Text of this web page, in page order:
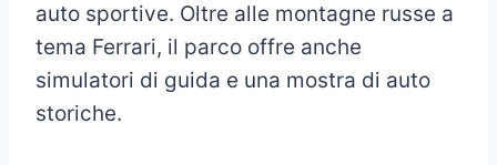
auto sportive. Oltre alle montagne russe a
tema Ferrari, il parco offre anche
simulatori di guida e una mostra di auto
storiche.